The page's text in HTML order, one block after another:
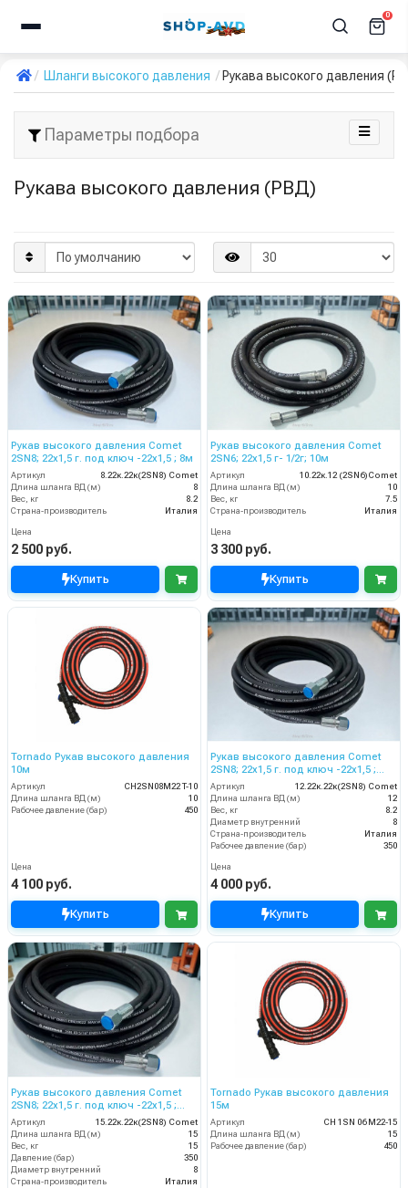
0
Шланги высокого давления Рукава высокого давления
Параметры подбора
Рукава высокого давления (РВД)
Рукав высокого давления Comet
2SN8; 22х1,5 г. под ключ -22х1,5 ; 8м
Артикул
8.22к.22к(2SN8) Comet
Длина шланга ВД (м)
8
Вес, кг
8.2
Страна-производитель
Италия
Цена
2 500 руб.
Купить
Рукав высокого давления Comet
2SN6; 22х1,5 г- 1/2г; 10м
Артикул
10.22к.12 (2SN6)Comet
Длина шланга ВД (м)
10
Вес, кг
7.5
Страна-производитель
Италия
Цена
3 300 руб.
Купить
Tornado Рукав высокого давления
10м
Артикул
CH2SN08M22 T-10
Длина шланга ВД (м)
10
Рабочее давление (бар)
450
Цена
4 100 руб.
Купить
Рукав высокого давления Comet
2SN8; 22х1,5 г. под ключ -22х1,5 ;
12м
Артикул
12.22к.22к(2SN8) Comet
Длина шланга ВД (м)
12
Вес, кг
8.2
Диаметр внутренний
8
Страна-производитель
Италия
Рабочее давление (бар)
350
Цена
4 000 руб.
Купить
Рукав высокого давления Comet
2SN8; 22х1,5 г. под ключ -22х1,5 ;
15м
Артикул
15.22к.22к(2SN8) Comet
Длина шланга ВД (м)
15
Вес, кг
15
Давление (бар)
350
Диаметр внутренний
8
Страна-производитель
Италия
Tornado Рукав высокого давления
15м
Артикул
CH 1SN 06 M22-15
Длина шланга ВД (м)
15
Рабочее давление (бар)
450